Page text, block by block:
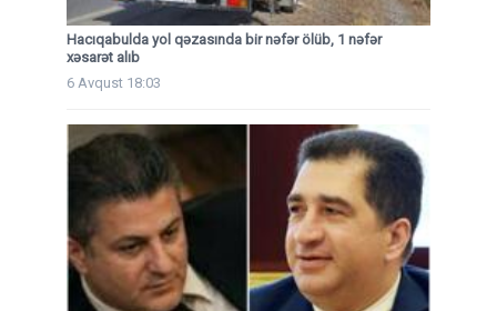
Hacıqabulda yol qəzasında bir nəfər ölüb, 1 nəfər
xəsarət alıb
6 Avqust 18:03